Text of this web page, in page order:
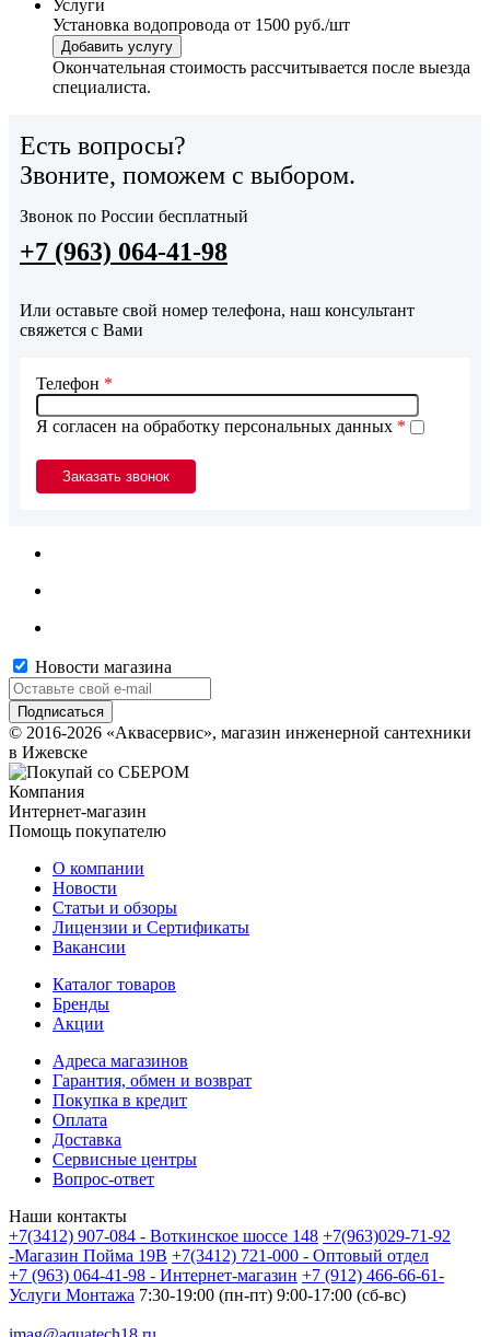
Услуги
Установка водопровода от 1500 руб./шт
Добавить услугу
Окончательная стоимость рассчитывается после выезда
специалиста.
Есть вопросы?
Звоните, поможем с выбором.
Звонок по России бесплатный
+7 (963) 064-41-98
Или оставьте свой номер телефона, наш консультант
свяжется с Вами
Я согласен на обработку персональных данных *
Телефон *
Новости магазина
© 2016-2026 «Аквасервис», магазин инженерной сантехники
в Ижевске
Компания
Интернет-магазин
Помощь покупателю
О компании
Новости
Статьи и обзоры
Лицензии и Сертификаты
Вакансии
Каталог товаров
Бренды
Акции
Адреса магазинов
Гарантия, обмен и возврат
Покупка в кредит
Оплата
Доставка
Сервисные центры
Вопрос-ответ
Наши контакты
+7(3412) 907-084 - Воткинское шоссе 148 +7(963)029-71-92
-Магазин Пойма 19В +7(3412) 721-000 - Оптовый отдел
+7 (963) 064-41-98 - Интернет-магазин +7 (912) 466-66-61-
Услуги Монтажа 7:30-19:00 (пн-пт) 9:00-17:00 (сб-вс)